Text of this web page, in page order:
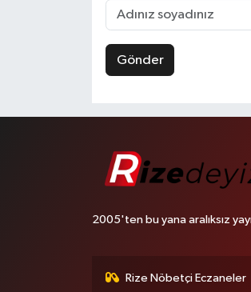
Gönder
2005'ten bu yana aralıksız
Rize Nöbetçi Eczaneler